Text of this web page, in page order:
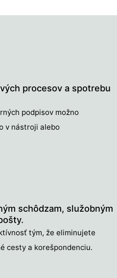
procesov a spotrebu
podpisov možno
v nástroji alebo
schôdzam, služobným
tým, že eliminujete
cesty a korešpondenciu.